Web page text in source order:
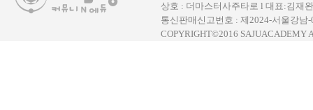
상호 : 더마스터사주타로 l 대표:김재
통신판매신고번호 : 제2024-서울강남-
COPYRIGHT©2016 SAJUACADEMY